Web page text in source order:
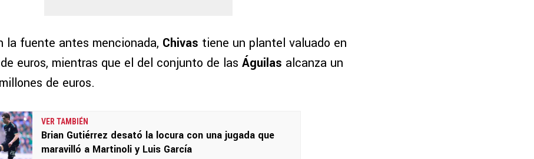
la fuente antes mencionada, Chivas tiene un plantel valuado en
euros, mientras que el del conjunto de las Águilas alcanza un
de euros.
VER TAMBIÉN
Brian Gutiérrez desató la locura con una jugada que
maravilló a Martinoli y Luis García